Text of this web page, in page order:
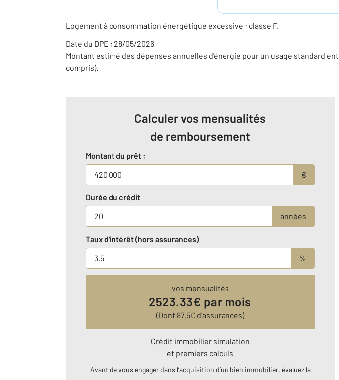
Logement à consommation énergétique excessive : classe F.
Date du DPE : 28/05/2026
Montant estimé des dépenses annuelles d'énergie pour un usage standard
compris).
Calculer vos mensualités
de remboursement
Montant du prêt :
€
Durée du crédit
années
Taux d'intérêt (hors assurances)
%
vos mensualités
2523.33€ par mois
(Dont 87.5€ d’assurances)
Crédit immobilier simulation
et premiers calculs
Avant de vous engager dans l’acquisition d’un bien immobilier, évaluez la